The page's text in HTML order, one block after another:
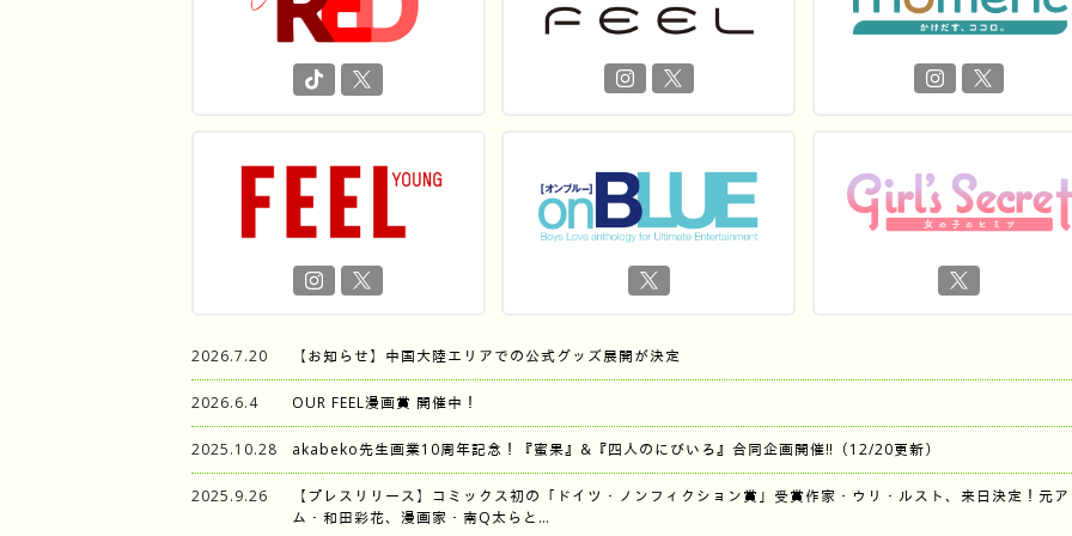
2026.7.20 【お知らせ】中国大陸エリアでの公式グッズ展開が決定
2026.6.4 OUR FEEL漫画賞 開催中！
2025.10.28 akabeko先生画業10周年記念！『蜜果』&『四人のにびいろ』合同企画開催‼︎（12/20更新）
2025.9.26
【プレスリリース】コミックス初の「ドイツ・ノンフィクション賞」受賞作家・ウリ・ルスト、来日決定！元
ム・和田彩花、漫画家・南Q太らと…